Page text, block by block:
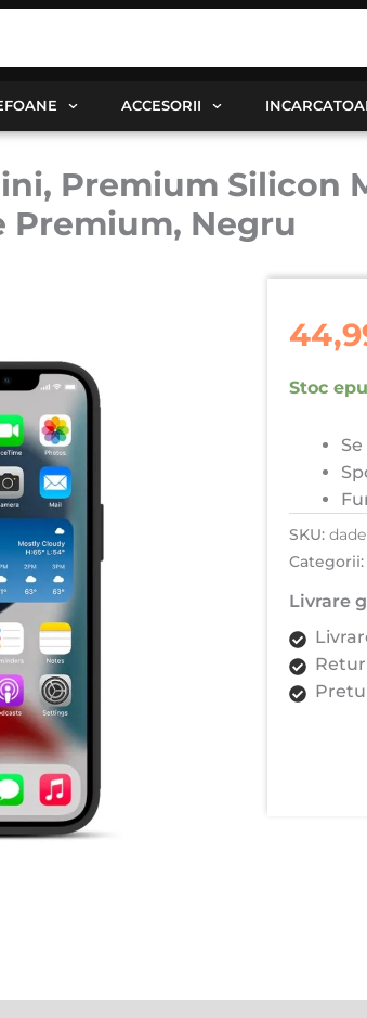
ACCESORII
Premium Silicon
Premium, Negru
Stoc
SKU:
Categorii:
Livrare